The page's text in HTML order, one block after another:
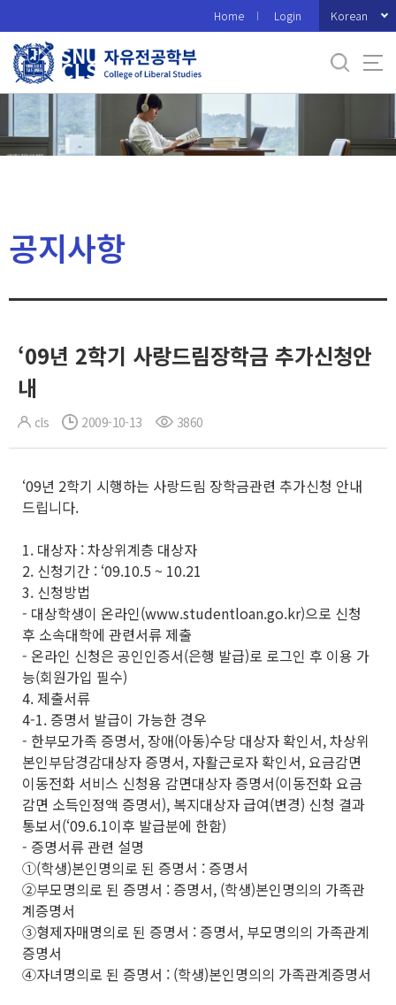
로
메
Home Login Korean
공지사항
‘09년 2학기 사랑드림장학금 추가신청안
내
cls 2009-10-13 3860
‘09년 2학기 시행하는 사랑드림 장학금관련 추가신청 안내
드립니다.
1. 대상자 : 차상위계층 대상자
2. 신청기간 : ‘09.10.5 ~ 10.21
3. 신청방법
- 대상학생이 온라인(www.studentloan.go.kr)으로 신청
후 소속대학에 관련서류 제출
- 온라인 신청은 공인인증서(은행 발급)로 로그인 후 이용 가
능(회원가입 필수)
4. 제출서류
4-1. 증명서 발급이 가능한 경우
- 한부모가족 증명서, 장애(아동)수당 대상자 확인서, 차상위
본인부담경감대상자 증명서, 자활근로자 확인서, 요금감면
이동전화 서비스 신청용 감면대상자 증명서(이동전화 요금
감면 소득인정액 증명서), 복지대상자 급여(변경) 신청 결과
통보서(‘09.6.1이후 발급분에 한함)
- 증명서류 관련 설명
①(학생)본인명의로 된 증명서 : 증명서
②부모명의로 된 증명서 : 증명서, (학생)본인명의의 가족관
계증명서
③형제자매명의로 된 증명서 : 증명서, 부모명의의 가족관계
증명서
④자녀명의로 된 증명서 : (학생)본인명의의 가족관계증명서